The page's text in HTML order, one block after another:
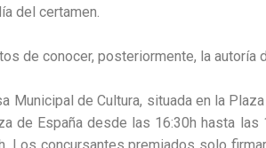
del certamen.
de conocer, posteriormente, la autoría
de Cultura, situada en la
de España desde las 16:30h hasta las